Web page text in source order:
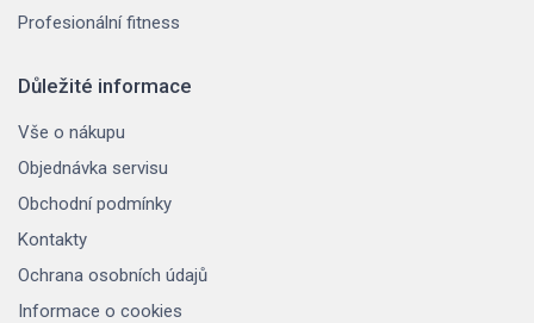
Profesionální fitness
Důležité informace
Vše o nákupu
Objednávka servisu
Obchodní podmínky
Kontakty
Ochrana osobních údajů
Informace o cookies